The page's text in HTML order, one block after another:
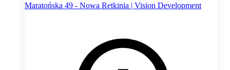
Maratońska 49 - Nowa Retkinia | Vision Development